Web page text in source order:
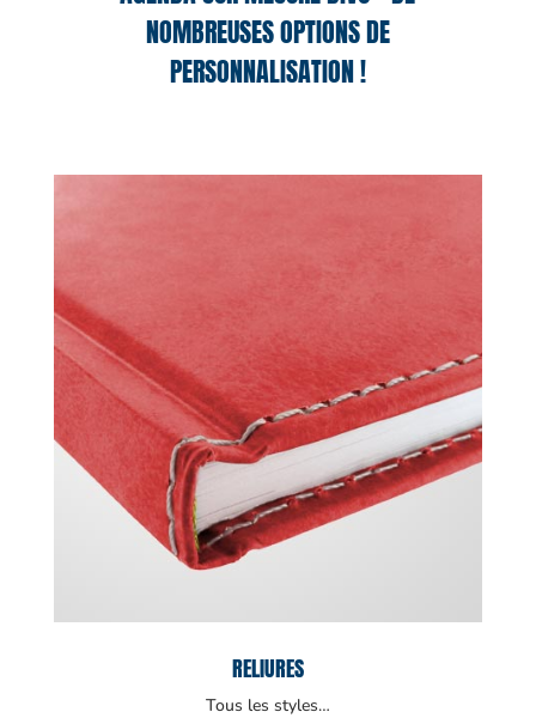
NOMBREUSES OPTIONS DE
PERSONNALISATION !
RELIURES
Tous les styles…